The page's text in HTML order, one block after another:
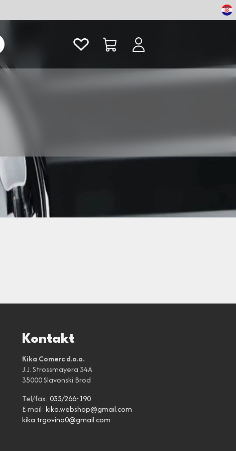
Kontakt
Kika Comerc d.o.o.
J.J. Strossmayera 34A
35000 Slavonski Brod
Tel/fax: 035/266-190
E-mail: kika.webshop@gmail.com
kika.trgovina0@gmail.com